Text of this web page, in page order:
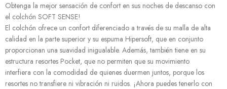
Obtenga la mejor sensación de confort en sus noches de descanso con
el colchón SOFT SENSE!
El colchón ofrece un confort diferenciado a través de su malla de alta
calidad en la parte superior y su espuma Hipersoft, que en conjunto
proporcionan una suavidad inigualable. Además, también tiene en su
estructura resortes Pocket, que no permiten que su movimiento
interfiera con la comodidad de quienes duermen juntos, porque los
resortes no transfiere ni vibración ni ruidos. ¡Ahora puedes tenerlo con